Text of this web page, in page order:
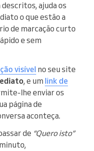
ajuda os
o que estão a
de marcação curto
e sem
visível no seu site
, e um link de
lhe enviar os
página de
aconteça.
de “Quero isto”